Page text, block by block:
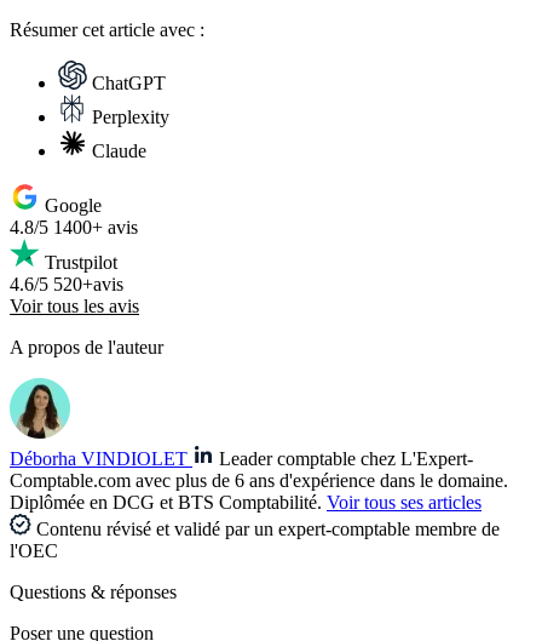
Résumercet article avec :
ChatGPT
Perplexity
Claude
Google
4.8/5 1400+ avis
Trustpilot
4.6/5 520+avis
Voir tous les avis
A propos de l'auteur
Déborha VINDIOLET
Leader comptable chez L'Expert-
Comptable.com avec plus de 6 ans d'expérience dans le domaine.
Diplômée en DCG et BTS Comptabilité. Voir tous ses articles
Contenu révisé et validé par un expert-comptable membre de
l'OEC
Questions & réponses
Poser une question